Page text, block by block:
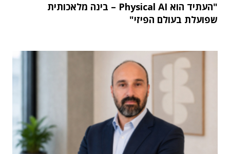
"העתיד הוא Physical AI – בינה מלאכותית
שפועלת בעולם הפיזי"